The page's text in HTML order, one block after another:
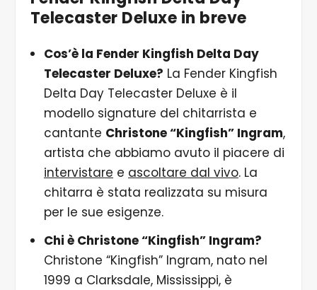
Telecaster Deluxe in breve
Cos’è la Fender Kingfish Delta Day
Telecaster Deluxe? La Fender Kingfish
Delta Day Telecaster Deluxe è il
modello signature del chitarrista e
cantante Christone “Kingfish” Ingram,
artista che abbiamo avuto il piacere di
intervistare e ascoltare dal vivo. La
chitarra è stata realizzata su misura
per le sue esigenze.
Chi è Christone “Kingfish” Ingram?
Christone “Kingfish” Ingram, nato nel
1999 a Clarksdale, Mississippi, è